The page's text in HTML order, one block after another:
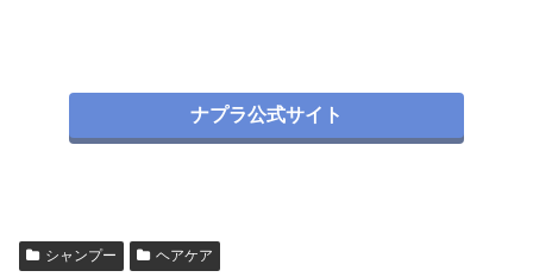
ナプラ公式サイト
シャンプー ヘアケア